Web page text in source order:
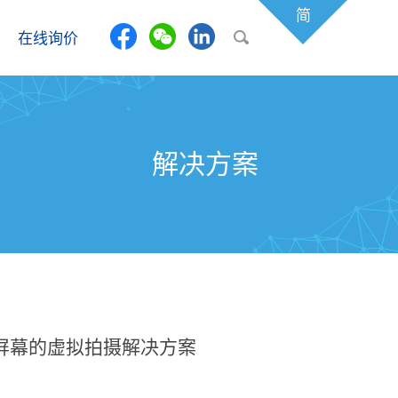
在线询价
简
解决方案
幕的虚拟拍摄解决方案